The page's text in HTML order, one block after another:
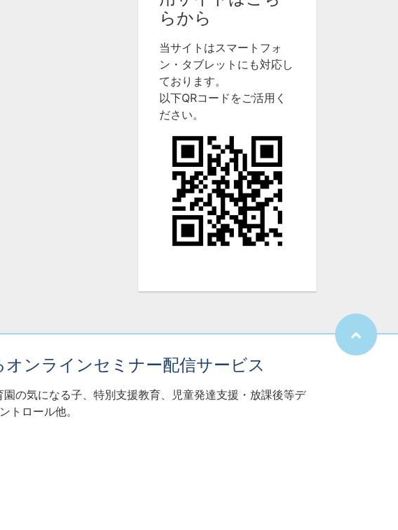
らから
当サイトはスマートフォ
ン・タブレットにも対応し
ております。
以下QRコードをご活用く
ださい。
ンラインセミナー配信サービス
の気になる子、特別支援教育、児童発達支援・放課後等デ
トロール他。